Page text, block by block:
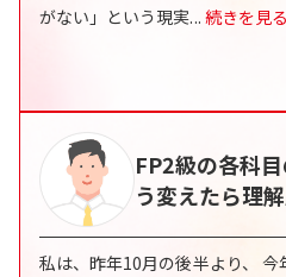
がない」という現実... 続きを見
FP2級の各科
う変えたら理
私は、昨年10月の後半より、